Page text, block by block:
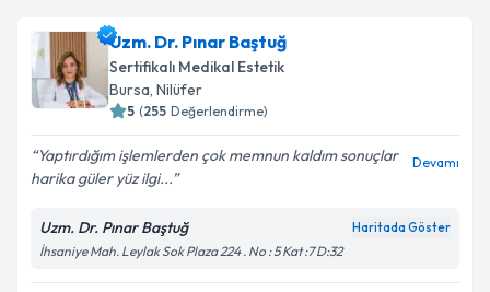
Uzm. Dr. Pınar Baştuğ
Sertifikalı Medikal Estetik
Bursa, Nilüfer
5 (255 Değerlendirme)
Yaptırdığım işlemlerden çok memnun kaldım sonuçlar
harika güler yüz ilgi...
Devamı
Uzm. Dr. Pınar Baştuğ Haritada Göster
İhsaniye Mah. Leylak Sok Plaza 224 . No : 5 Kat :7 D:32